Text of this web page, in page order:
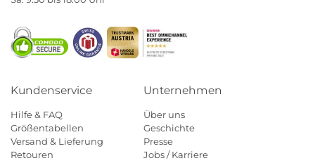
Kundenservice
Hilfe & FAQ
Größentabellen
Versand & Lieferung
Retouren
Unternehmen
Über uns
Geschichte
Presse
Jobs / Karriere